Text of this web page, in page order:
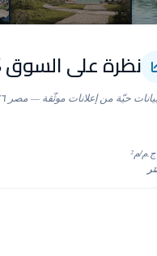
نظرة على السوق 2026
ج.م/م²